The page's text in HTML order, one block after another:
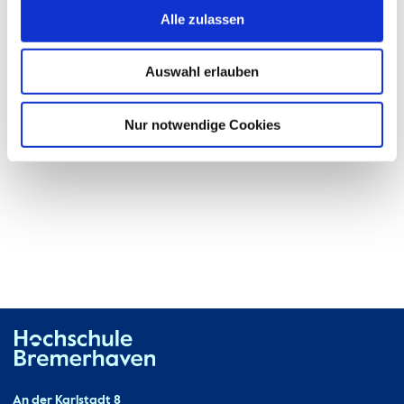
Alle zulassen
Auswahl erlauben
Nur notwendige Cookies
Room: Fährhaus1Loft
An der Karlstadt 8